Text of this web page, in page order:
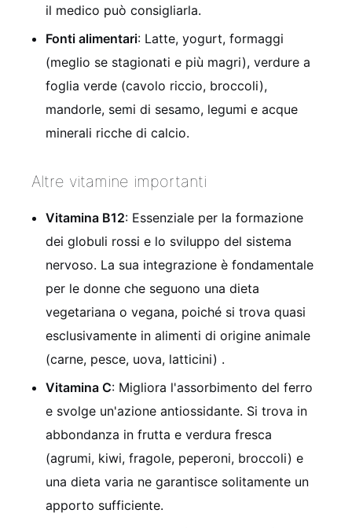
il medico può consigliarla.
Fonti alimentari: Latte, yogurt, formaggi
(meglio se stagionati e più magri), verdure a
foglia verde (cavolo riccio, broccoli),
mandorle, semi di sesamo, legumi e acque
minerali ricche di calcio.
Altre vitamine importanti
Vitamina B12: Essenziale per la formazione
dei globuli rossi e lo sviluppo del sistema
nervoso. La sua integrazione è fondamentale
per le donne che seguono una dieta
vegetariana o vegana, poiché si trova quasi
esclusivamente in alimenti di origine animale
(carne, pesce, uova, latticini) .
Vitamina C: Migliora l'assorbimento del ferro
e svolge un'azione antiossidante. Si trova in
abbondanza in frutta e verdura fresca
(agrumi, kiwi, fragole, peperoni, broccoli) e
una dieta varia ne garantisce solitamente un
apporto sufficiente.